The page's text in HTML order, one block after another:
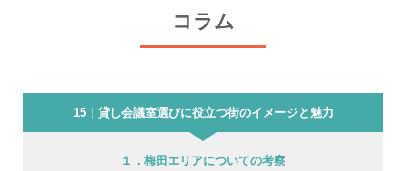
コラム
15｜貸し会議室選びに役立つ街のイメージと魅力
１．梅田エリアについての考察